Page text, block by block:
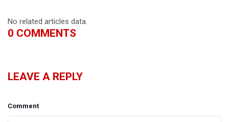
No related articles data.
0 COMMENTS
LEAVE A REPLY
Comment